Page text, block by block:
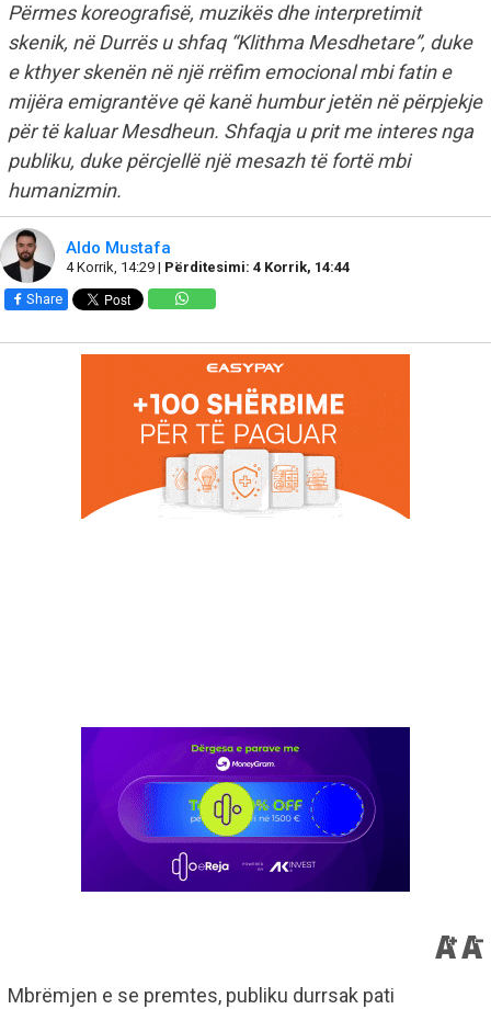
Përmes koreografisë, muzikës dhe interpretimit
skenik, në Durrës u shfaq “Klithma Mesdhetare”, duke
e kthyer skenën në një rrëfim emocional mbi fatin e
mijëra emigrantëve që kanë humbur jetën në përpjekje
për të kaluar Mesdheun. Shfaqja u prit me interes nga
publiku, duke përcjellë një mesazh të fortë mbi
humanizmin.
Aldo Mustafa
4 Korrik, 14:29 | Përditesimi: 4 Korrik, 14:44
Share
Mbrëmjen e se premtes, publiku durrsak pati